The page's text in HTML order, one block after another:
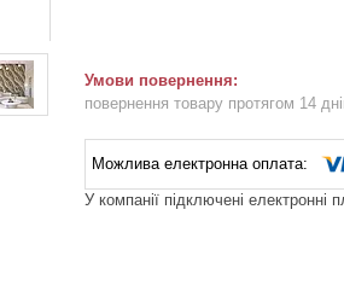
повернення товару протягом 14
У компанії підключені